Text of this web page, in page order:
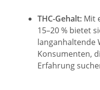
THC-Gehalt: Mit
15–20 % bietet
langanhaltende
Konsumenten,
Erfahrung